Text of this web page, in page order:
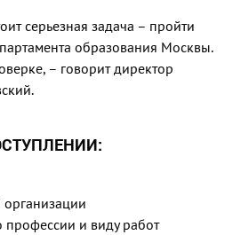
се­рьезная задача – пройти
образо­вания Москвы.
– говорит директор
ор­ганизации
и виду работ